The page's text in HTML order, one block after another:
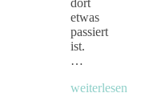
etwas
passiert
ist.
…
weiterlesen